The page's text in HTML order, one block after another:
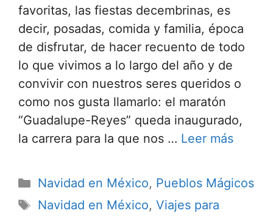
favoritas, las fiestas decembrinas, es
decir, posadas, comida y familia, época
de disfrutar, de hacer recuento de todo
lo que vivimos a lo largo del año y de
convivir con nuestros seres queridos o
como nos gusta llamarlo: el maratón
“Guadalupe-Reyes” queda inaugurado,
la carrera para la que nos … Leer más
Categorías
Navidad en México, Pueblos Mágicos
Etiquetas
Navidad en México, Viajes para